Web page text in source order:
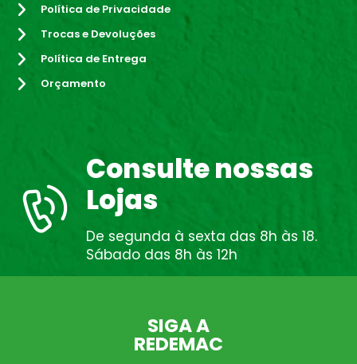
Política de Privacidade
Trocas e Devoluções
Política de Entrega
Orçamento
Consulte nossas
Lojas
De segunda à sexta das 8h às 18.
Sábado das 8h às 12h
SIGA A
REDEMAC